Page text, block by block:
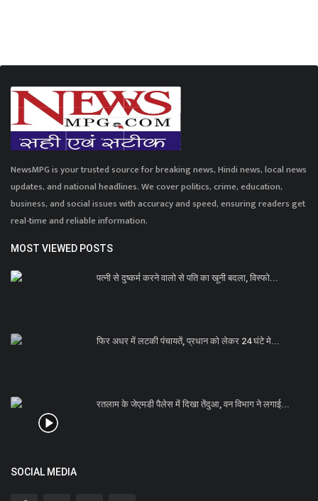
NewsMPG is your trusted source for breaking news, Hindi news, local news
updates, and national headlines. We cover politics, crime, education,
business, and social issues with accuracy and speed, ensuring readers get
real-time and reliable information.
MOST VIEWED POSTS
पत्नी से दुष्कर्म करने वालो से पति का खूनी बदला, विस्फो...
फिर अधर में लटकी पंचायतें, प्रधान को लेकर 24 घंटे मे...
रतलाम के जेएमडी पैलेस में दिखा तेंदुआ, वन विभाग ने लगाई...
SOCIAL MEDIA